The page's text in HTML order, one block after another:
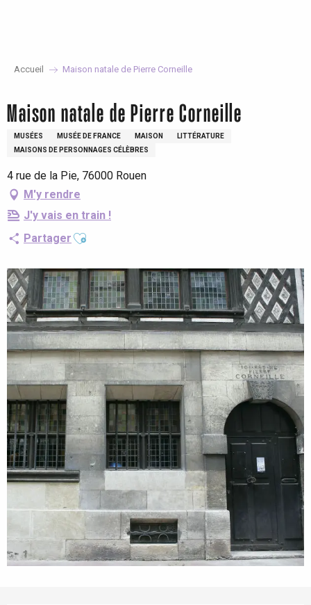
Accueil Maison natale de Pierre Corneille
Maison natale de Pierre Corneille
MUSÉES MUSÉE DE FRANCE MAISON
LITTÉRATURE
MAISONS DE PERSONNAGES CÉLÈBRES
4 rue de la Pie, 76000 Rouen
M'y rendre
J'y vais en train !
Partager Ajouter aux favoris